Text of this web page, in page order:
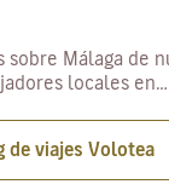
sobre Málaga de
locales en…
de viajes Volotea